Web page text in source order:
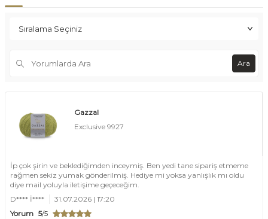
Ara
Gazzal
Exclusive 9927
İp çok şirin ve beklediğimden inceymiş. Ben yedi tane sipariş etmeme
rağmen sekiz yumak gönderilmiş. Hediye mi yoksa yanlışlık mı oldu
diye mail yoluyla iletişime geçeceğim.
D**** İ****
31.07.2026 | 17:20
Yorum 5/5